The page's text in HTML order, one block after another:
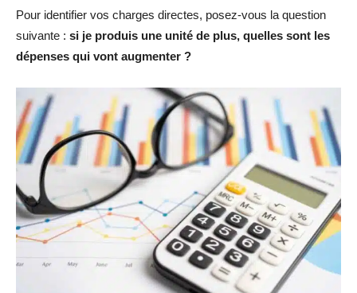
Pour identifier vos charges directes, posez-vous la question
suivante : si je produis une unité de plus, quelles sont les
dépenses qui vont augmenter ?